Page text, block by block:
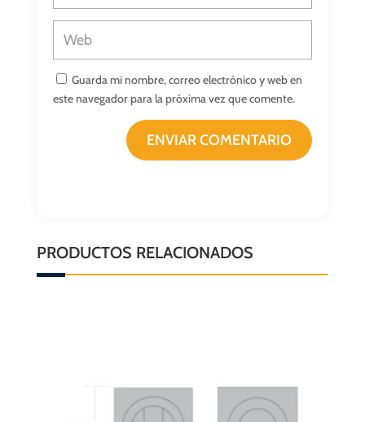
Guarda mi nombre, correo electrónico y web en
este navegador para la próxima vez que comente.
ENVIAR COMENTARIO
PRODUCTOS RELACIONADOS